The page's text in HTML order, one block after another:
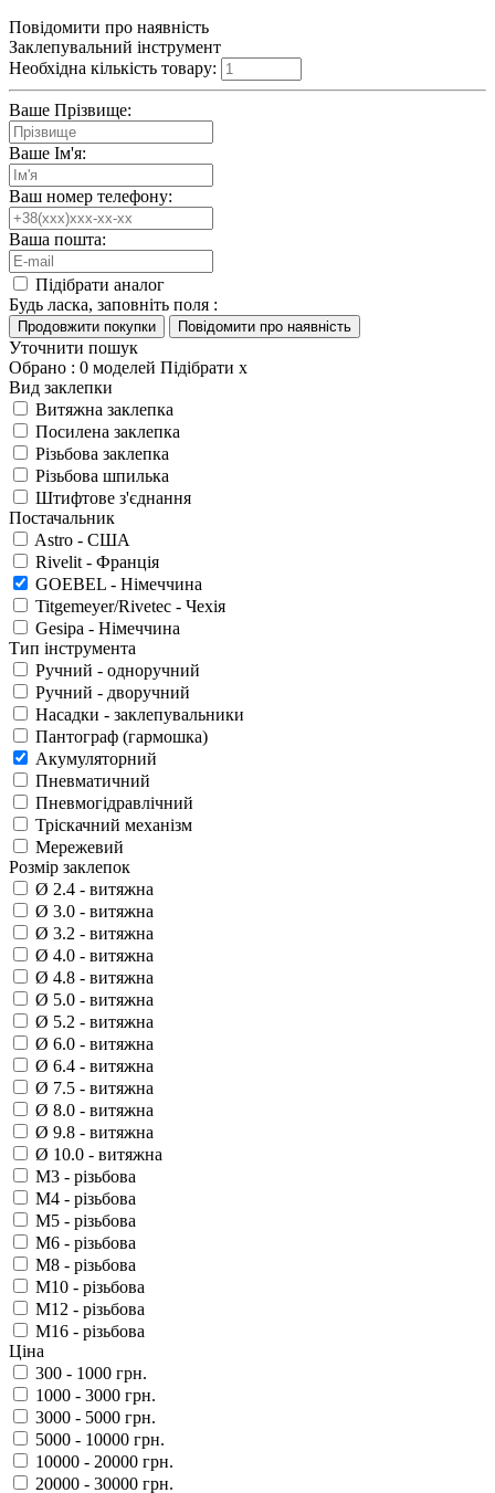
Повідомити про наявність
Заклепувальний інструмент
Необхідна кількість товару:
Ваше Прізвище:
Ваше Ім'я:
Ваш номер телефону:
Ваша пошта:
Підібрати аналог
Будь ласка, заповніть поля :
Уточнити пошук
Обрано : 0 моделей Підібрати x
Вид заклепки
Витяжна заклепка
Посилена заклепка
Різьбова заклепка
Різьбова шпилька
Штифтове з'єднання
Постачальник
Astro - США
Rivelit - Франція
GOEBEL - Німеччина
Titgemeyer/Rivetec - Чехія
Gesipa - Німеччина
Тип інструмента
Ручний - одноручний
Ручний - дворучний
Насадки - заклепувальники
Пантограф (гармошка)
Акумуляторний
Пневматичний
Пневмогідравлічний
Тріскачний механізм
Мережевий
Розмір заклепок
Ø 2.4 - витяжна
Ø 3.0 - витяжна
Ø 3.2 - витяжна
Ø 4.0 - витяжна
Ø 4.8 - витяжна
Ø 5.0 - витяжна
Ø 5.2 - витяжна
Ø 6.0 - витяжна
Ø 6.4 - витяжна
Ø 7.5 - витяжна
Ø 8.0 - витяжна
Ø 9.8 - витяжна
Ø 10.0 - витяжна
M3 - різьбова
M4 - різьбова
M5 - різьбова
M6 - різьбова
M8 - різьбова
M10 - різьбова
M12 - різьбова
M16 - різьбова
Ціна
300 - 1000 грн.
1000 - 3000 грн.
3000 - 5000 грн.
5000 - 10000 грн.
10000 - 20000 грн.
20000 - 30000 грн.